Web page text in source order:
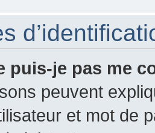
puis-je pas me
peuvent
et mot de